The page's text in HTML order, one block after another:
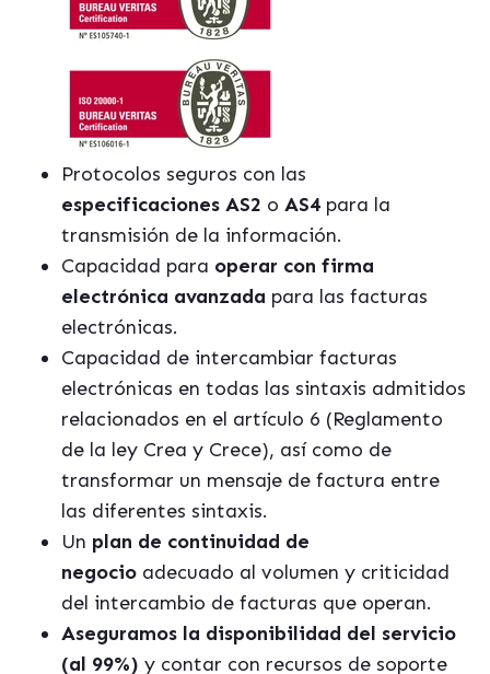
Protocolos seguros con las
especificaciones AS2 o AS4 para la
transmisión de la información.
Capacidad para operar con firma
electrónica avanzada para las facturas
electrónicas.
Capacidad de intercambiar facturas
electrónicas en todas las sintaxis admitidos
relacionados en el artículo 6 (Reglamento
de la ley Crea y Crece), así como de
transformar un mensaje de factura entre
las diferentes sintaxis.
Un plan de continuidad de
negocio adecuado al volumen y criticidad
del intercambio de facturas que operan.
Aseguramos la disponibilidad del servicio
(al 99%) y contar con recursos de soporte